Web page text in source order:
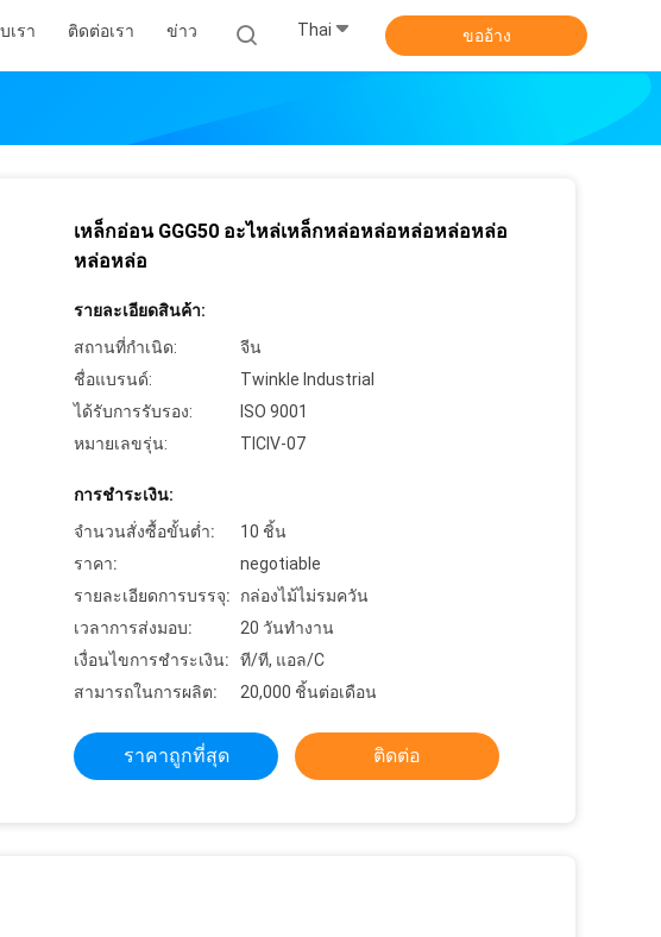
เรา ติดต่อเรา ข่าว Thai ขออ้าง
เหล็กอ่อน GGG50 อะไหล่เหล็กหล่อหล่อหล่อหล่อหล่อ
หล่อหล่อ
รายละเอียดสินค้า:
สถานที่กำเนิด:
จีน
ชื่อแบรนด์:
Twinkle Industrial
ได้รับการรับรอง:
ISO 9001
หมายเลขรุ่น:
TICIV-07
การชำระเงิน:
จำนวนสั่งซื้อขั้นต่ำ:
10 ชิ้น
ราคา:
negotiable
รายละเอียดการบรรจุ:
กล่องไม้ไม่รมควัน
เวลาการส่งมอบ:
20 วันทำงาน
เงื่อนไขการชำระเงิน:
ที/ที, แอล/C
สามารถในการผลิต:
20,000 ชิ้นต่อเดือน
ราคาถูกที่สุด ติดต่อ